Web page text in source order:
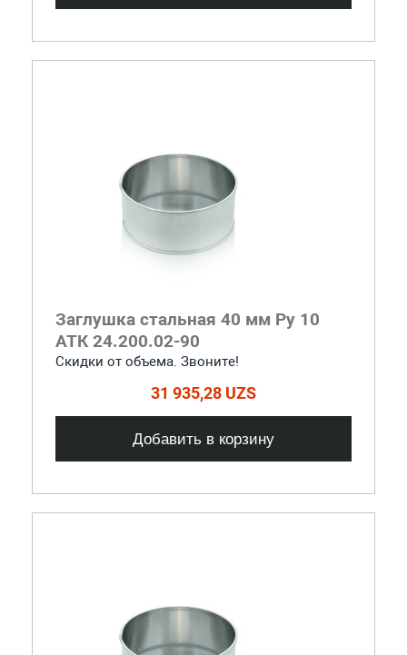
Заглушка стальная 40 мм Ру 10
АТК 24.200.02-90
Скидки от объема. Звоните!
31 935,28 UZS
Добавить в корзину